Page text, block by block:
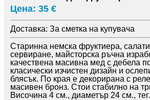
Цена: 35 €
Доставка: За сметка на купувача
Старинна немска фруктиера,
сервиране, майсторска ръчна
качествена масивна мед с дебела
класически изчистен дизайн и
блясък. По края е декорирана с
масивен бронз. Стои стабилно на
Височина 4 см., диаметър 24 см.,